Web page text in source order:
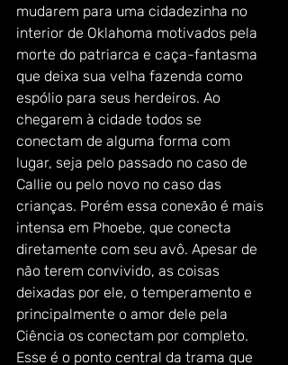
mudarem para uma cidadezinha no
interior de Oklahoma motivados pela
morte do patriarca e caça-fantasma
que deixa sua velha fazenda como
espólio para seus herdeiros. Ao
chegarem à cidade todos se
conectam de alguma forma com
lugar, seja pelo passado no caso de
Callie ou pelo novo no caso das
crianças. Porém essa conexão é mais
intensa em Phoebe, que conecta
diretamente com seu avô. Apesar de
não terem convivido, as coisas
deixadas por ele, o temperamento e
principalmente o amor dele pela
Ciência os conectam por completo.
Esse é o ponto central da trama que